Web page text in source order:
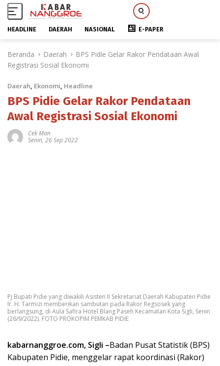
HEADLINE DAERAH NASIONAL E-PAPER
Beranda Daerah
BPS Pidie Gelar Rakor Pendataan Awal
Registrasi Sosial Ekonomi
Daerah, Ekonomi, Headline
BPS Pidie Gelar Rakor Pendataan
Awal Registrasi Sosial Ekonomi
Cek Man
Senin, 26 Sep 2022
Pj Bupati Pidie yang diwakili Asisten II Sekretariat Daerah Kabupaten Pidie
Ir. H. Tarmizi memberikan sambutan pada Rakor Regsosek yang
berlangsung, di Aula Safira Hotel Blang Paseh Kecamatan Kota Sigli, Senin
(26/9/2022). FOTO PROKOPIM PEMKAB PIDIE
kabarnanggroe.com, Sigli –Badan Pusat Statistik (BPS)
Kabupaten Pidie, menggelar rapat koordinasi (Rakor)